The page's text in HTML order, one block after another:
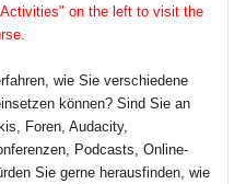
on the left to visit the
wie Sie verschiedene
können? Sind Sie an
Foren, Audacity,
Podcasts, Online-
Sie gerne herausfinden, wie